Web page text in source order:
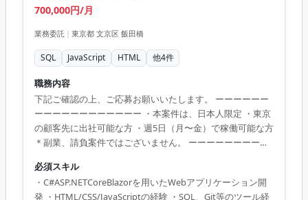
700,000円/月
業務委託 | 東京都 文京区 飯田橋
SQL JavaScript HTML 他4件
職務内容
下記ご確認の上、ご応募お願いいたします。 ーーーーーー
ーーーーーーーーーーーー ・本案件は、日本人限定 ・東京
の顧客先に出社可能な方 ・週5日（月〜金）で稼働可能な方
＊副業、請負案件ではございません。 ーーーーーーーーー
フトウェア開発に携わっていただきます。 要件定義書、概
要設計、機能設計などの資料を元にした、詳細設計の作
必須スキル
・C#ASP.NETCoreBlazorを用いたWebアプリケーション開
発 ・HTML/CSS/JavaScriptの経験 ・SQL、Git等のツール経